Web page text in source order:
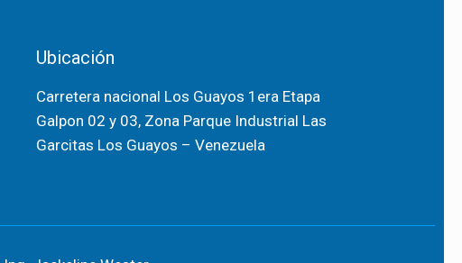
Ubicación
Carretera nacional Los Guayos 1era Etapa
Galpon 02 y 03, Zona Parque Industrial Las
Garcitas Los Guayos – Venezuela